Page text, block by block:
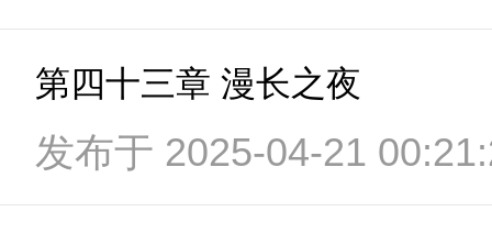
第四十三章 漫长之夜
发布于 2025-04-21